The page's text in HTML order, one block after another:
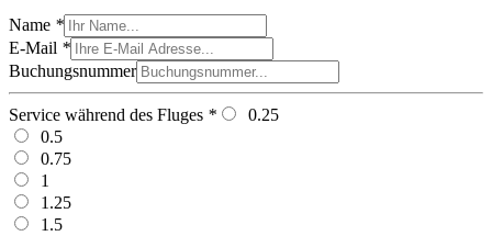
Name *
E-Mail *
Buchungsnummer
Service während des Fluges *
0.25
0.5
0.75
1
1.25
1.5